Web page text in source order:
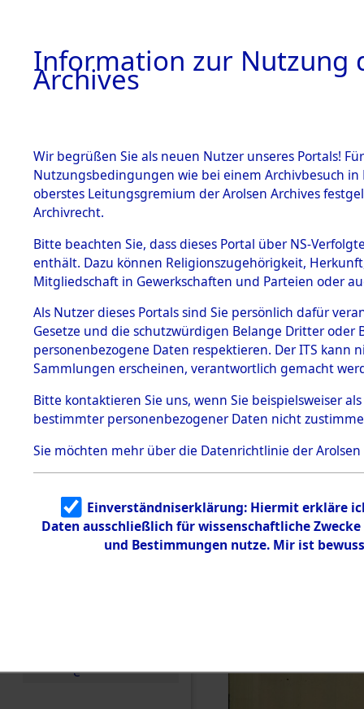
BESTÄNDE
1.
mente
5. Verschiedenes
5.3
Todesmärsche
5.3.1 Alliierte
Erhebungen
zu
Todesmärsch
en
5.3.2
Identifizierun
g
5.3.3
Todesmärsch
e
Information zur Nutzung
Archives
Wir begrüßen Sie als neuen Nutzer unseres Portals!
Nutzungsbedingungen wie bei einem Archivbesuch
oberstes Leitungsgremium der Arolsen Archives
Archivrecht.
Bitte beachten Sie, dass dieses Portal über NS-
enthält. Dazu können Religionszugehörigkeit,
Mitgliedschaft in Gewerkschaften und Parteien oder
Als Nutzer dieses Portals sind Sie persönlich dafür
Gesetze und die schutzwürdigen Belange Dritter
personenbezogene Daten respektieren. Der ITS
Sammlungen erscheinen, verantwortlich gemacht
Bitte kontaktieren Sie uns, wenn Sie beispielsweiser
bestimmter personenbezogener Daten nicht
Sie möchten mehr über die Datenrichtlinie der Arolsen
Einverständniserklärung: Hiermit erkläre
Daten ausschließlich für wissenschaftliche
und Bestimmungen nutze. Mir ist